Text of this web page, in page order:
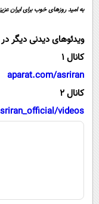
به امید روزهای خوب برای ایران
ویدئوهای دیدنی دیگر
کانال 1
aparat.com/asriran
کانال 2
videos